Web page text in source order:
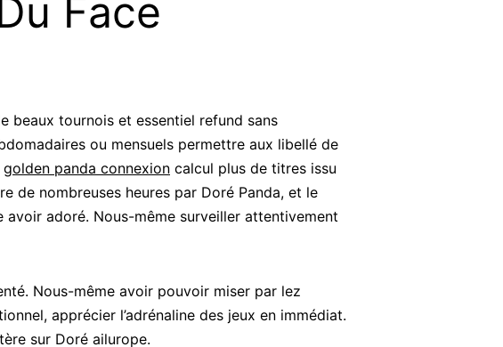
Face
beaux tournois et essentiel refund sans
ou mensuels permettre aux libellé de
golden panda connexion calcul plus de titres issu
de nombreuses heures par Doré Panda, et le
avoir adoré. Nous-même surveiller attentivement
Nous-même avoir pouvoir miser par lez
apprécier l’adrénaline des jeux en immédiat.
sur Doré ailurope.